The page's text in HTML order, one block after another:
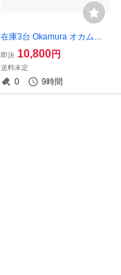
在庫3台 Okamura オカムラ
ミーティングテーブル ライ
ブス 87AH5L MK37 中古オフ
ィス家具 業務用 事務所 OEK
27129
即決 10,800円
送料未定
0 9時間